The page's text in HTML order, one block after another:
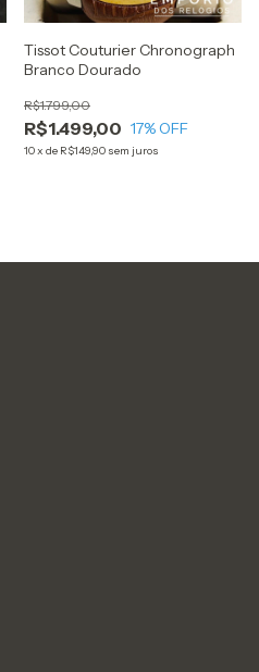
Tissot Couturier Chronograph
Branco Dourado
R$1.499,00
R$1.799,00
17% OFF
10x de R$149,90 sem juros